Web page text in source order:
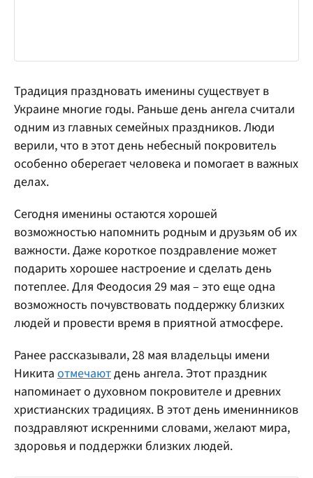
Традиция праздновать именины существует в
Украине многие годы. Раньше день ангела считали
одним из главных семейных праздников. Люди
верили, что в этот день небесный покровитель
особенно оберегает человека и помогает в важных
делах.
Сегодня именины остаются хорошей
возможностью напомнить родным и друзьям об их
важности. Даже короткое поздравление может
подарить хорошее настроение и сделать день
потеплее. Для Феодосия 29 мая – это еще одна
возможность почувствовать поддержку близких
людей и провести время в приятной атмосфере.
Ранее рассказывали, 28 мая владельцы имени
Никита отмечаютдень ангела. Этот праздник
напоминает о духовном покровителе и древних
христианских традициях. В этот день именинников
поздравляют искренними словами, желают мира,
здоровья и поддержки близких людей.